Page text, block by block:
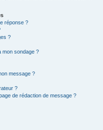
réponse ?
?
mon sondage ?
message ?
?
de rédaction de message ?